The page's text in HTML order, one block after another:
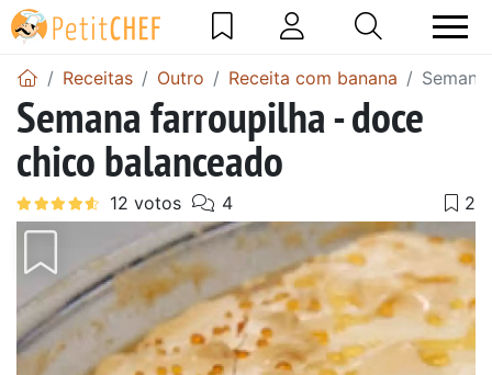
Receitas Outro Receita com banana
Semana farroupilha - doce
chico balanceado